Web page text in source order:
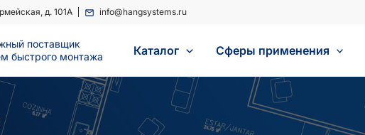
д. 101А info@hangsystems.ru
поставщик
быстрого монтажа
Каталог Сферы применения